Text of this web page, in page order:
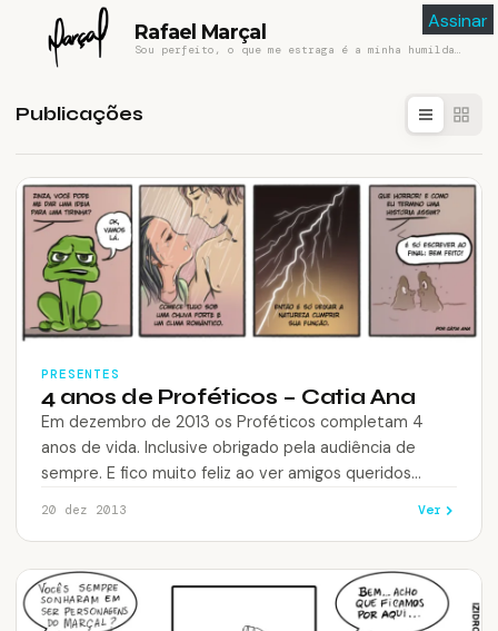
Rafael Marçal
Publicações
PRESENTES
4 anos de Proféticos – Catia Ana
Em dezembro de 2013 os Proféticos completam 4
anos de vida. Inclusive obrigado pela audiência de
sempre. E fico muito feliz ao ver amigos queridos
20 dez 2013 Ver
Assinar